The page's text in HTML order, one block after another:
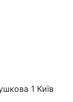
1 Київ